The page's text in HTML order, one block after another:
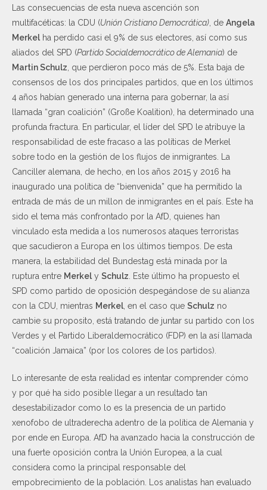
Las consecuencias de esta nueva ascención son
multifacéticas: la CDU (Unión Cristiano Democrática) , de Angela
Merkel ha perdido casi el 9% de sus electores, así como sus
aliados del SPD (Partido Socialdemocrático de Alemania) de
Martin Schulz , que perdieron poco más de 5%. Esta baja de
consensos de los dos principales partidos, que en los últimos
4 años habían generado una interna para gobernar, la así
llamada “gran coalición” (Große Koalition), ha determinado una
profunda fractura. En particular, el líder del SPD le atribuye la
responsabilidad de este fracaso a las políticas de Merkel
sobre todo en la gestión de los flujos de inmigrantes. La
Canciller alemana, de hecho, en los años 2015 y 2016 ha
inaugurado una política de “bienvenida” que ha permitido la
entrada de más de un millon de inmigrantes en el país. Este ha
sido el tema más confrontado por la AfD, quienes han
vinculado esta medida a los numerosos ataques terroristas
que sacudieron a Europa en los últimos tiempos. De esta
manera, la estabilidad del Bundestag está minada por la
ruptura entre Merkel y Schulz . Este último ha propuesto el
SPD como partido de oposición despegándose de su alianza
con la CDU, mientras Merkel , en el caso que Schulz no
cambie su proposito, está tratando de juntar su partido con los
Verdes y el Partido Liberaldemocrático (FDP) en la así llamada
“coalición Jamaica” (por los colores de los partidos).
Lo interesante de esta realidad es intentar comprender cómo
y por qué ha sido posible llegar a un resultado tan
desestabilizador como lo es la presencia de un partido
xenofobo de ultraderecha adentro de la política de Alemania y
por ende en Europa. AfD ha avanzado hacia la construcción de
una fuerte oposición contra la Unión Europea, a la cual
considera como la principal responsable del
empobrecimiento de la población. Los analistas han evaluado